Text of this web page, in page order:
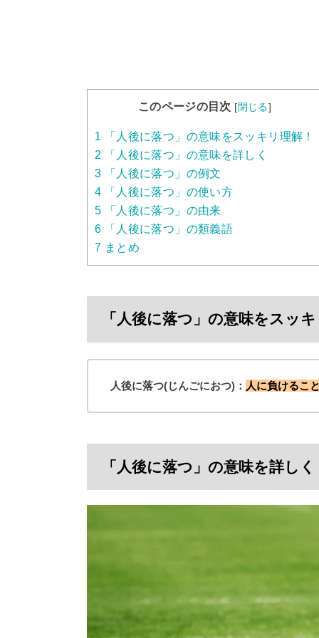
このページの目次 [閉じる]
1 「人後に落つ」の意味をスッキリ理解！
2 「人後に落つ」の意味を詳しく
3 「人後に落つ」の例文
4 「人後に落つ」の使い方
5 「人後に落つ」の由来
6 「人後に落つ」の類義語
7 まとめ
「人後に落つ」の意味をスッ
人後に落つ(じんごにおつ)： 人に負けるこ
「人後に落つ」の意味を詳しく